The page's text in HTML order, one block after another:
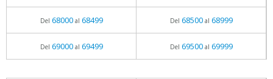
Del 68000al 68499 Del 68500al 68999
Del 69000al 69499 Del 69500al 69999